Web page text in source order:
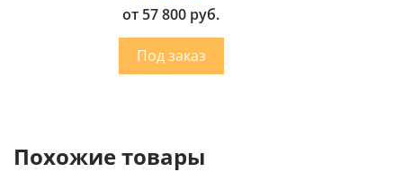
от 57 800 руб.
Похожие товары